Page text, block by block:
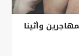
وأثينا